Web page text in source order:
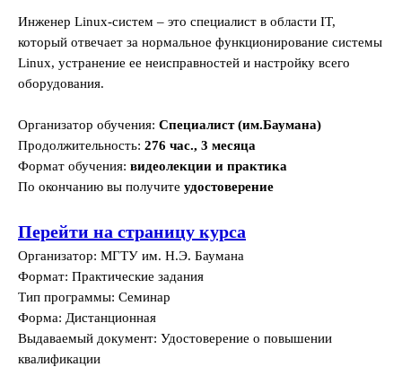
Инженер Linux-систем – это специалист в области IT,
который отвечает за нормальное функционирование системы
Linux, устранение ее неисправностей и настройку всего
оборудования.
Организатор обучения: Специалист (им.Баумана)
Продолжительность: 276 час., 3 месяца
Формат обучения: видеолекции и практика
По окончанию вы получите удостоверение
Перейти на страницу курса
Организатор: МГТУ им. Н.Э. Баумана
Формат: Практические задания
Тип программы: Семинар
Форма: Дистанционная
Выдаваемый документ: Удостоверение о повышении
квалификации